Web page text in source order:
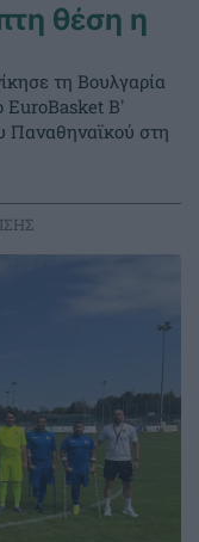
θέση η
τη Βουλγαρία
EuroBasket Β'
Παναθηναϊκού στη